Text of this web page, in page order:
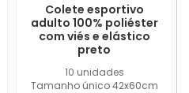
10 unidades
Tamanho único 42x60cm
Colete esportivo
adulto 100% poliéster
com viés e elástico
preto